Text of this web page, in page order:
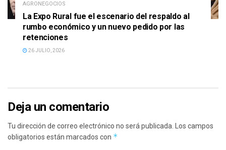
AGRONEGOCIOS
La Expo Rural fue el escenario del respaldo al
rumbo económico y un nuevo pedido por las
retenciones
26 JULIO, 2026
Deja un comentario
Tu dirección de correo electrónico no será publicada. Los campos
obligatorios están marcados con *